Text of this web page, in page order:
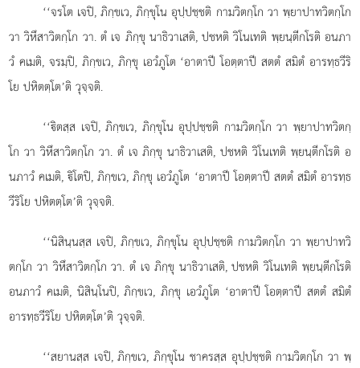
‘‘จรโต เจปิ, ภิกฺขเว, ภิกฺขุโน อุปฺปชฺชติ กามวิตกฺโก วา พฺยาปาทวิตกฺโก
วา วิหึสาวิตกฺโก วา. ตํ เจ ภิกฺขุ นาธิวาเสติ, ปชหติ วิโนเทติ พฺยนฺตีกโรติ อนภา
วํ คเมติ, จรมฺปิ, ภิกฺขเว, ภิกฺขุ เอวํภูโต ‘อาตาปี โอตฺตาปี สตตํ สมิตํ อารทฺธวีริ
โย ปหิตตฺโต’ติ วุจฺจติ.
‘‘ิตสฺส เจปิ, ภิกฺขเว, ภิกฺขุโน อุปฺปชฺชติ กามวิตกฺโก วา พฺยาปาทวิตกฺ
โก วา วิหึสาวิตกฺโก วา. ตํ เจ ภิกฺขุ นาธิวาเสติ, ปชหติ วิโนเทติ พฺยนฺตีกโรติ อ
นภาวํ คเมติ, ิโตปิ, ภิกฺขเว, ภิกฺขุ เอวํภูโต ‘อาตาปี โอตฺตาปี สตตํ สมิตํ อารทฺธ
วีริโย ปหิตตฺโต’ติ วุจฺจติ.
‘‘นิสินฺนสฺส เจปิ, ภิกฺขเว, ภิกฺขุโน อุปฺปชฺชติ กามวิตกฺโก วา พฺยาปาทวิ
ตกฺโก วา วิหึสาวิตกฺโก วา. ตํ เจ ภิกฺขุ นาธิวาเสติ, ปชหติ วิโนเทติ พฺยนฺตีกโรติ
อนภาวํ คเมติ, นิสินฺโนปิ, ภิกฺขเว, ภิกฺขุ เอวํภูโต ‘อาตาปี โอตฺตาปี สตตํ สมิตํ
อารทฺธวีริโย ปหิตตฺโต’ติ วุจฺจติ.
‘‘สยานสฺส เจปิ, ภิกฺขเว, ภิกฺขุโน ชาครสฺส อุปฺปชฺชติ กามวิตกฺโก วา พฺ